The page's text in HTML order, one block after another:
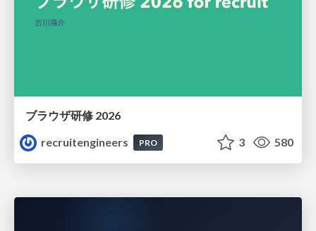
ブラウザ研修 2026
recruitengineers
PRO 3 580